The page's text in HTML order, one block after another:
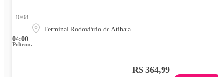
04:00
10/08
Terminal Rodoviário de Atibaia
Poltrona
R$ 364,99